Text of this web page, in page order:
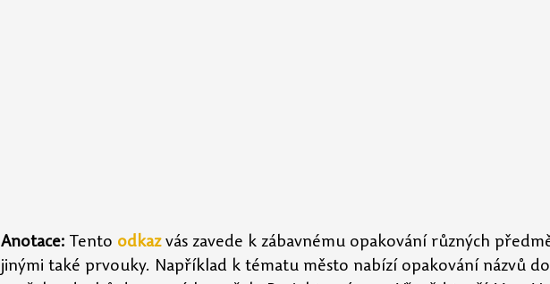
Anotace: Tento odkaz vás zavede k zábavnému opakování různých
jinými také prvouky. Například k tématu město nabízí opakování názvů